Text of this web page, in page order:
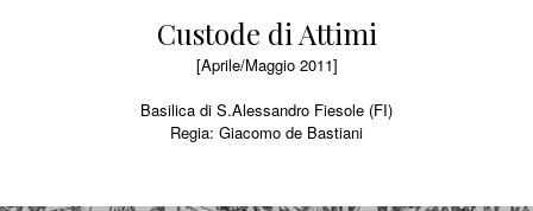
Custode di Attimi
[Aprile/Maggio 2011]
Basilica di S.Alessandro Fiesole (FI)
Regia: Giacomo de Bastiani